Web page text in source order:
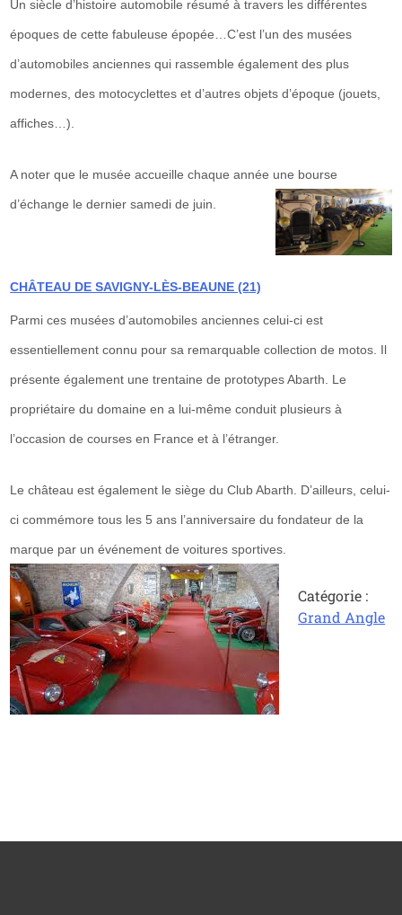
Un siècle d’histoire automobile résumé à travers les différentes
époques de cette fabuleuse épopée…C’est l’un des musées
d’automobiles anciennes qui rassemble également des plus
modernes, des motocyclettes et d’autres objets d’époque (jouets,
affiches…).
A noter que le musée accueille chaque année une bourse
d’échange le dernier samedi de juin.
CHÂTEAU DE SAVIGNY-LÈS-BEAUNE (21)
Parmi ces musées d’automobiles anciennes celui-ci est
essentiellement connu pour sa remarquable collection de motos. Il
présente également une trentaine de prototypes Abarth. Le
propriétaire du domaine en a lui-même conduit plusieurs à
l’occasion de courses en France et à l’étranger.
Le château est également le siège du Club Abarth. D’ailleurs, celui-
ci commémore tous les 5 ans l’anniversaire du fondateur de la
marque par un événement de voitures sportives.
Catégorie :
Grand Angle